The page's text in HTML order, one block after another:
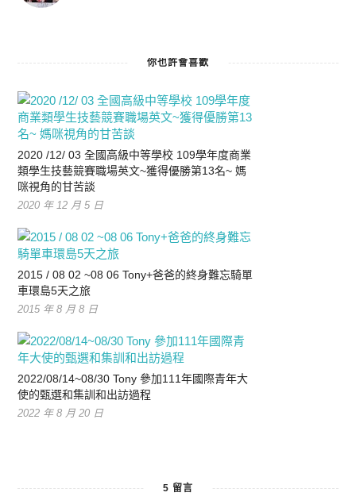
你也許會喜歡
2020 /12/ 03 全國高級中等學校 109學年度商業
類學生技藝競賽職場英文~獲得優勝第13名~ 媽
咪視角的甘苦談
2020 年 12 月 5 日
2015 / 08 02 ~08 06 Tony+爸爸的終身難忘騎單
車環島5天之旅
2015 年 8 月 8 日
2022/08/14~08/30 Tony 參加111年國際青年大
使的甄選和集訓和出訪過程
2022 年 8 月 20 日
5 留言